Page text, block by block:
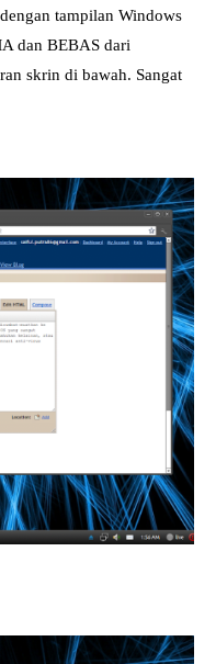
tampilan Windows
dan BEBAS dari
skrin di bawah. Sangat